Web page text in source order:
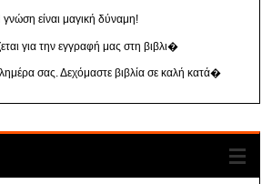
γνώση είναι μαγική δύναμη!
για την εγγραφή μας στη βιβλι�
σας. Δεχόμαστε βιβλία σε καλή κατά�